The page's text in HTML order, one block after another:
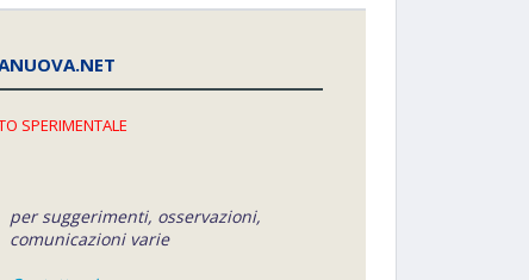
SPERIMENTALE
per suggerimenti, osservazioni,
comunicazioni varie